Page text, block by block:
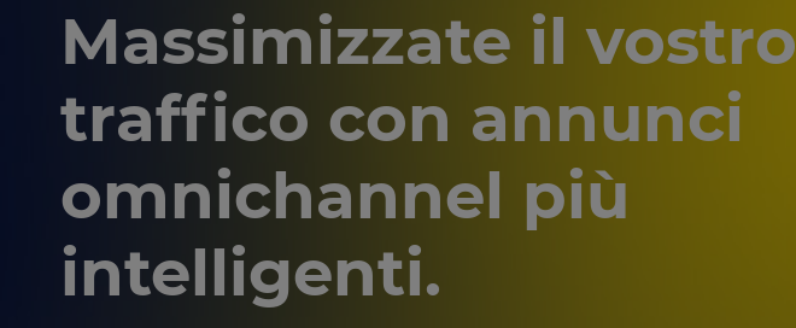
Massimizzate il vostro
traffico con annunci
omnichannel più
intelligenti.